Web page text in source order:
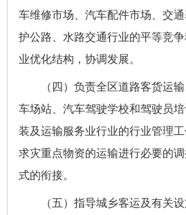
车维修市场、汽车配件市场、交
护公路、水路交通行业的平等竞
业优化结构，协调发展。
（四）负责全区道路客货运
车场站、汽车驾驶学校和驾驶员
装及运输服务业行业的行业管理
求灾重点物资的运输进行必要的
式的衔接。
（五）指导城乡客运及有关